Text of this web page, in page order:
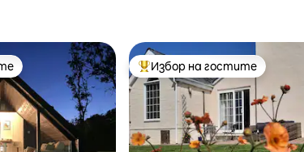
на гостите Най-популярен избор на
Избор на гостите